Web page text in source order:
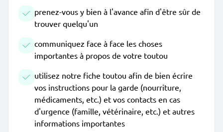
prenez-vous y bien à l'avance afin d'être sûr de
trouver quelqu'un
communiquez face à face les choses
importantes à propos de votre toutou
utilisez notre fiche toutou afin de bien écrire
vos instructions pour la garde (nourriture,
médicaments, etc.) et vos contacts en cas
d'urgence (famille, vétérinaire, etc.) et autres
informations importantes